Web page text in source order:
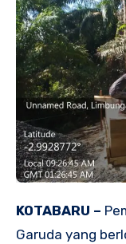
KOTABARU –
Garuda yang